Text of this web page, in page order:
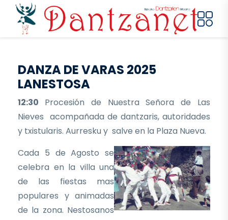
Pasar al contenido principal
DANZA DE VARAS 2025
LANESTOSA
12:30 Procesión de Nuestra Señora de Las
Nieves acompañada de dantzaris, autoridades
y txistularis. Aurresku y salve en la Plaza Nueva.
Cada 5 de Agosto se
celebra en la villa una
de las fiestas mas
populares y animadas
de la zona. Nestosanos